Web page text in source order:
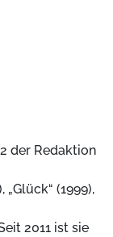
der Redaktion
„Glück“ (1999),
2011 ist sie